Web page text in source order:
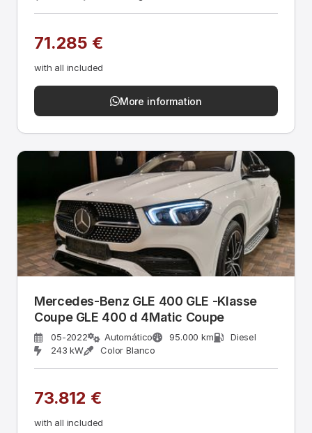
71.285 €
with all included
More information
Mercedes-Benz GLE 400 GLE -Klasse
Coupe GLE 400 d 4Matic Coupe
05-2022 Automático 95.000 km
Diesel
243 kW
Color Blanco
73.812 €
with all included